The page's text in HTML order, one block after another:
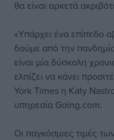
θα είναι αρκετά
«Υπάρχει ένα επίπεδο
δούμε από την
είναι μία δύσκολη
ελπίζει να κάνει
York Times η Katy
υπηρεσία Going.com.
Οι παγκόσμιες τιμές